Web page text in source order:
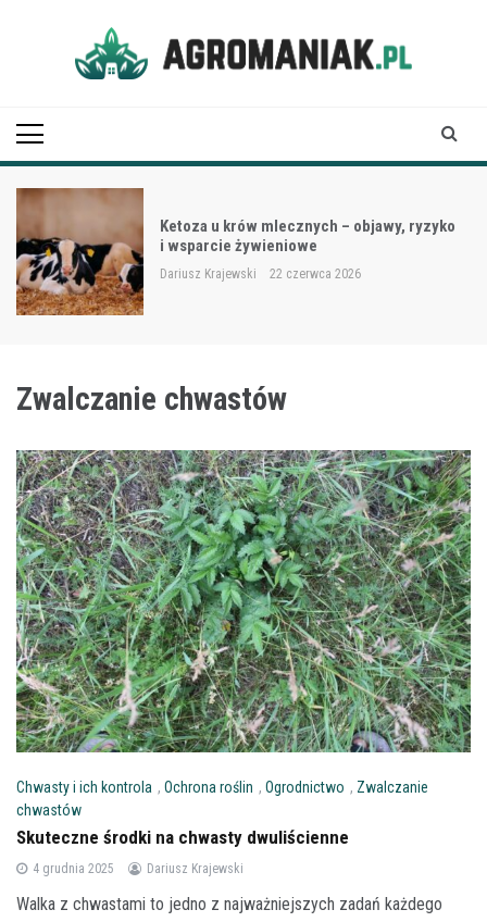
Ketoza u krów mlecznych – objawy, ryzyko
i wsparcie żywieniowe
Dariusz Krajewski 22 czerwca 2026
Zwalczanie chwastów
Chwasty i ich kontrola , Ochrona roślin , Ogrodnictwo , Zwalczanie
chwastów
Skuteczne środki na chwasty dwuliścienne
4 grudnia 2025 Dariusz Krajewski
Walka z chwastami to jedno z najważniejszych zadań każdego